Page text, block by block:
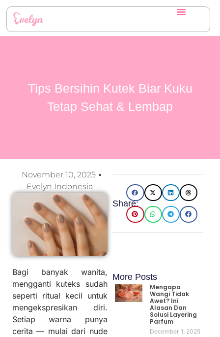
Tips Bersihin Kutek Biar Kuku
Tetap Sehat & Lembap
November 10, 2025
Evelyn Indonesia
Bagi banyak wanita,
mengganti kuteks sudah
seperti ritual kecil untuk
mengekspresikan diri.
Setiap warna punya
cerita — mulai dari nude
Share:
More Posts
Mengapa
Wangi Tidak
Awet? Ini
Alasan Dan
Solusi Layering
Parfum
December 1, 2025